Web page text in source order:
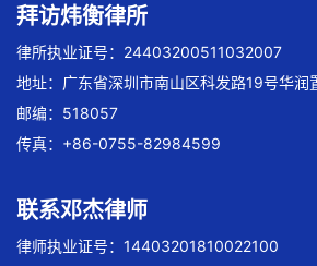
拜访炜衡律所
律所执业证号：24403200511032007
地址：广东省深圳市南山区科发路19号华润
邮编：518057
传真：+86-0755-82984599
联系邓杰律师
律师执业证号：14403201810022100